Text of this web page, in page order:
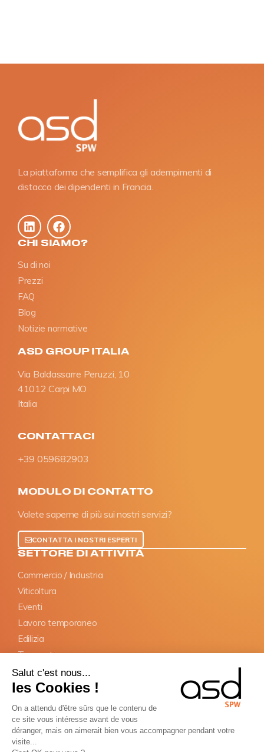
Salut c'est nous...
les Cookies !
On a attendu d'être sûrs que le contenu de
ce site vous intéresse avant de vous
déranger, mais on aimerait bien vous accompagner pendant votre
visite...
La piattaforma che semplifica gli adempimenti di
distacco dei dipendenti in Francia.
CHI SIAMO?
Su di noi
Prezzi
FAQ
Blog
Notizie normative
ASD GROUP ITALIA
Via Baldassarre Peruzzi, 10
41012 Carpi MO
Italia
CONTATTACI
+39 059682903
MODULO DI CONTATTO
Volete saperne di più sui nostri servizi?
CONTATTA I NOSTRI ESPERTI
SETTORE DI ATTIVITÀ
Commercio / Industria
Viticoltura
Eventi
Lavoro temporaneo
Edilizia
Trasporto
OBBLIGHI
Documenti informativi
Nomina del rappresentante
Carta BTP